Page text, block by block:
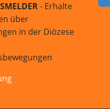
- Erhalte
über
in der Diözese